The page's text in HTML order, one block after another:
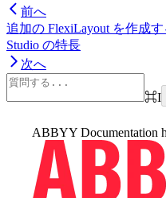
前へ
追加の FlexiLayout を作成
Studio の特長
次へ
⌘I
ABBYY Documentation